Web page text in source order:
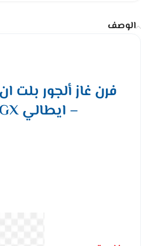
الوصف
– ايطالي AL-OK63GX